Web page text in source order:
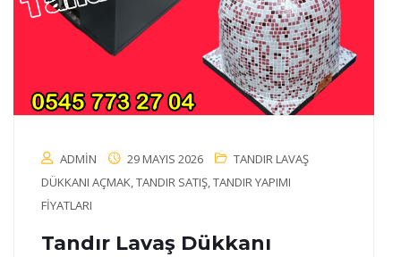
ADMIN 29 MAYIS 2026
TANDIR LAVAŞ
DÜKKANI AÇMAK,TANDIR SATIŞ,TANDIR YAPIMI
FIYATLARI
Tandır Lavaş Dükkanı